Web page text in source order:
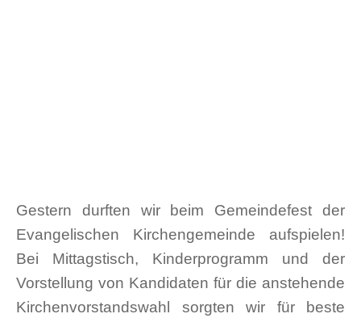
Gestern durften wir beim Gemeindefest der
Evangelischen Kirchengemeinde aufspielen!
Bei Mittagstisch, Kinderprogramm und der
Vorstellung von Kandidaten für die anstehende
Kirchenvorstandswahl sorgten wir für beste